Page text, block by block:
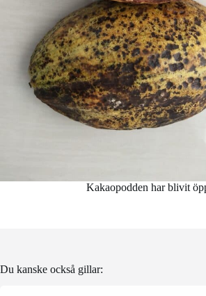
Kakaopodden har blivit
Du kanske också gillar: